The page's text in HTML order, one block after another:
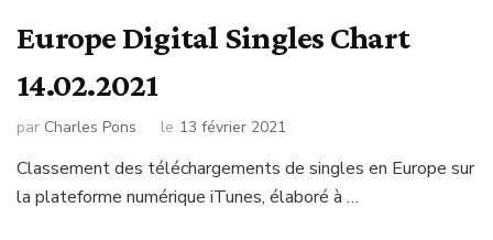
Europe Digital Singles Chart
14.02.2021
par Charles Pons le 13 février 2021
Classement des téléchargements de singles en Europe sur
la plateforme numérique iTunes, élaboré à …